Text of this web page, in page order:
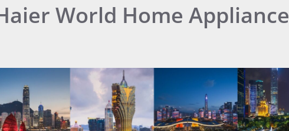
World Home Appliance